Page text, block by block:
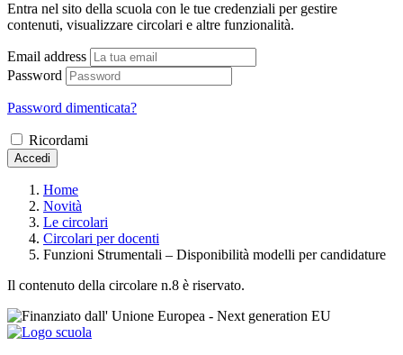
Entra nel sito della scuola con le tue credenziali per gestire
contenuti, visualizzare circolari e altre funzionalità.
Email address
Password
Password dimenticata?
Ricordami
Accedi
Home
Novità
Le circolari
Circolari per docenti
Funzioni Strumentali – Disponibilità modelli per candidature
Il contenuto della circolare n.8 è riservato.